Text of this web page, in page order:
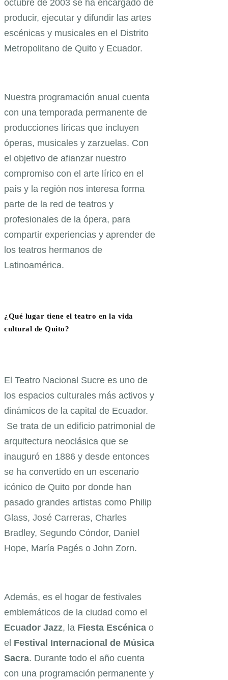
octubre de 2003 se ha encargado de
producir, ejecutar y difundir las artes
escénicas y musicales en el Distrito
Metropolitano de Quito y Ecuador.
Nuestra programación anual cuenta
con una temporada permanente de
producciones líricas que incluyen
óperas, musicales y zarzuelas. Con
el objetivo de afianzar nuestro
compromiso con el arte lírico en el
país y la región nos interesa forma
parte de la red de teatros y
profesionales de la ópera, para
compartir experiencias y aprender de
los teatros hermanos de
Latinoamérica.
¿Qué lugar tiene el teatro en la vida
cultural de Quito?
El Teatro Nacional Sucre es uno de
los espacios culturales más activos y
dinámicos de la capital de Ecuador.
Se trata de un edificio patrimonial de
arquitectura neoclásica que se
inauguró en 1886 y desde entonces
se ha convertido en un escenario
icónico de Quito por donde han
pasado grandes artistas como Philip
Glass, José Carreras, Charles
Bradley, Segundo Cóndor, Daniel
Hope, María Pagés o John Zorn.
Además, es el hogar de festivales
emblemáticos de la ciudad como el
Ecuador Jazz, la Fiesta Escénica o
el Festival Internacional de Música
Sacra. Durante todo el año cuenta
con una programación permanente y